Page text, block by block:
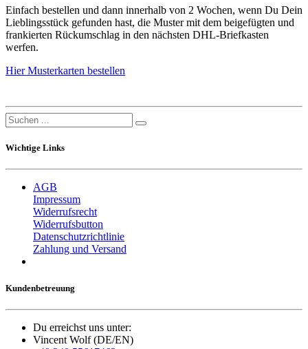
Einfach bestellen und dann innerhalb von 2 Wochen, wenn Du Dein
Lieblingsstück gefunden hast, die Muster mit dem beigefügten und
frankierten Rückumschlag in den nächsten DHL-Briefkasten
werfen.
Hier Musterkarten bestellen
Wichtige Links
AGB
Impressum
Widerrufsrecht
Widerrufsbutton
Datenschutzrichtlinie
Zahlung und Versand
Kundenbetreuung
Du erreichst uns unter:
Vincent Wolf (DE/EN)